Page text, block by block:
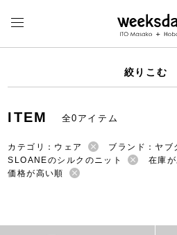
絞りこむ
ITEM 全0アイテム
カテゴリ：ウェア
ブランド：ヤブ
SLOANEのシルクのニット
在庫
価格が高い順